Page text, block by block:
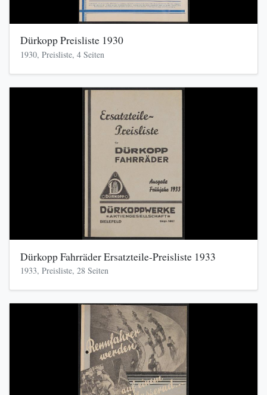
Dürkopp Preisliste 1930
1930, Preisliste, 4 Seiten
Dürkopp Fahrräder Ersatzteile-Preisliste 1933
1933, Preisliste, 28 Seiten